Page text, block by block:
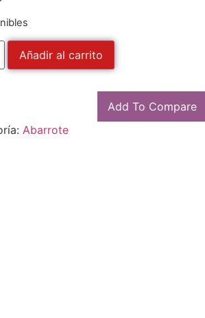
Añadir al carrito
Add To Compare
Abarrote